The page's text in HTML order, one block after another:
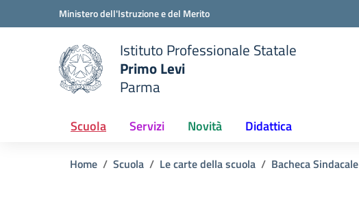
Vai ai contenuti
Vai al menu di navigazioneMinistero dell'Istruzione e del Merito
scuola
Istituto Professionale Statale
Primo Levi
Parma
Scuola Servizi Novità Didattica
Home Scuola Le carte della scuola Bacheca Sindacale